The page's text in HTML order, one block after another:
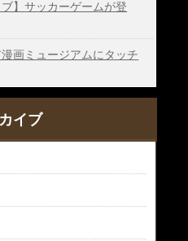
ブ】サッカーゲームが登
漫画ミュージアムにタッチ
イブ